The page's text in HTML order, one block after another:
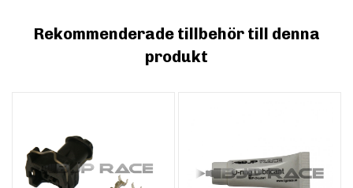
Rekommenderade tillbehör till denna
produkt